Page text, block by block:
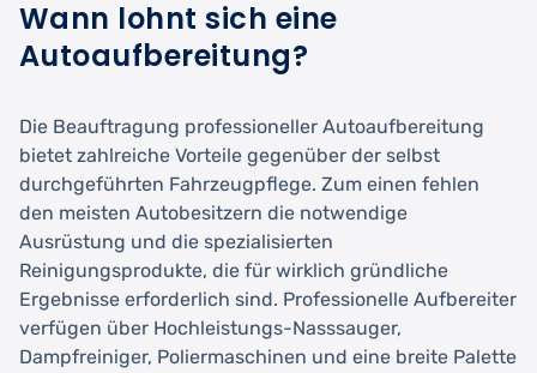
Wann lohnt sich eine
Autoaufbereitung?
Die Beauftragung professioneller Autoaufbereitung
bietet zahlreiche Vorteile gegenüber der selbst
durchgeführten Fahrzeugpflege. Zum einen fehlen
den meisten Autobesitzern die notwendige
Ausrüstung und die spezialisierten
Reinigungsprodukte, die für wirklich gründliche
Ergebnisse erforderlich sind. Professionelle Aufbereiter
verfügen über Hochleistungs-Nasssauger,
Dampfreiniger, Poliermaschinen und eine breite Palette